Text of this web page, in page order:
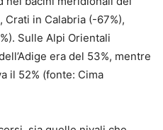
in Calabria (-67%),
Sulle Alpi Orientali
era del 53%, mentre
il 52% (fonte: Cima